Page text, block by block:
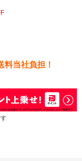
料当社負担！